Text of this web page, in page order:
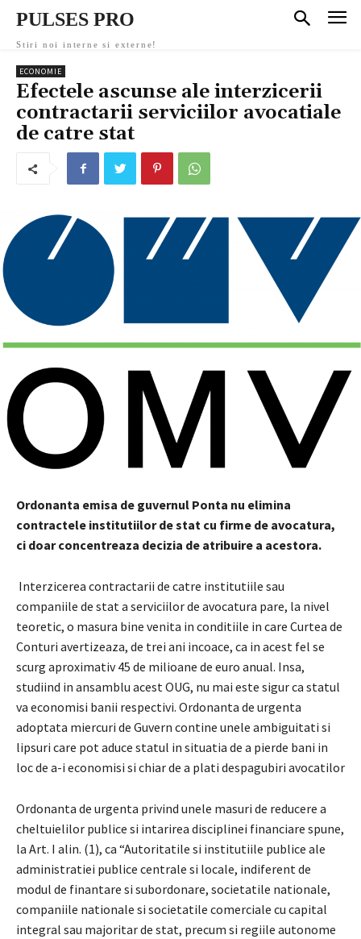
PULSES PRO
Stiri noi interne si externe!
ECONOMIE
Efectele ascunse ale interzicerii
contractarii serviciilor avocatiale
de catre stat
Ordonanta emisa de guvernul Ponta nu elimina
contractele institutiilor de stat cu firme de avocatura,
ci doar concentreaza decizia de atribuire a acestora.
Interzicerea contractarii de catre institutiile sau
companiile de stat a serviciilor de avocatura pare, la nivel
teoretic, o masura bine venita in conditiile in care Curtea de
Conturi avertizeaza, de trei ani incoace, ca in acest fel se
scurg aproximativ 45 de milioane de euro anual. Insa,
studiind in ansamblu acest OUG, nu mai este sigur ca statul
va economisi banii respectivi. Ordonanta de urgenta
adoptata miercuri de Guvern contine unele ambiguitati si
lipsuri care pot aduce statul in situatia de a pierde bani in
loc de a-i economisi si chiar de a plati despagubiri avocatilor
Ordonanta de urgenta privind unele masuri de reducere a
cheltuielilor publice si intarirea disciplinei financiare spune,
la Art. I alin. (1), ca “Autoritatile si institutiile publice ale
administratiei publice centrale si locale, indiferent de
modul de finantare si subordonare, societatile nationale,
companiile nationale si societatile comerciale cu capital
integral sau majoritar de stat, precum si regiile autonome